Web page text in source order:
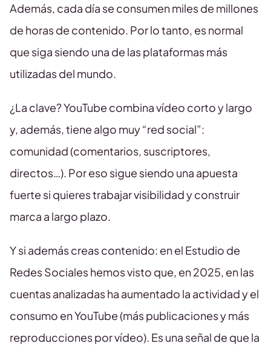
Además, cada día se consumen miles de millones
de horas de contenido. Por lo tanto, es normal
que siga siendo una de las plataformas más
utilizadas del mundo.
¿La clave? YouTube combina vídeo corto y largo
y, además, tiene algo muy “red social”:
comunidad (comentarios, suscriptores,
directos…). Por eso sigue siendo una apuesta
fuerte si quieres trabajar visibilidad y construir
marca a largo plazo.
Y si además creas contenido: en el Estudio de
Redes Sociales hemos visto que, en 2025, en las
cuentas analizadas ha aumentado la actividad y el
consumo en YouTube (más publicaciones y más
reproducciones por vídeo). Es una señal de que la